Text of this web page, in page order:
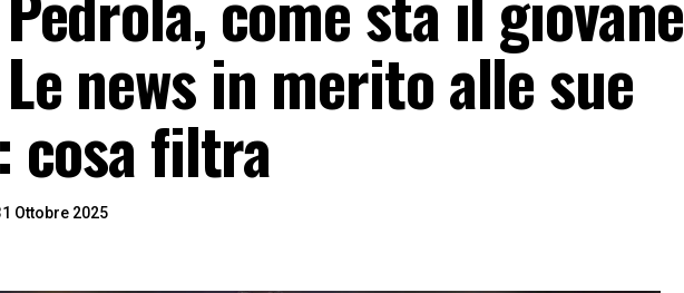
news in merito alle sue
cosa filtra
Ottobre 2025